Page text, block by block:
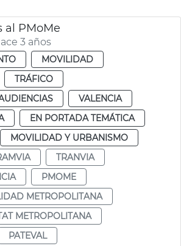
al PMoMe
3 años
MOVILIDAD
TRÁFICO
VALENCIA
EN PORTADA TEMÁTICA
MOVILIDAD Y URBANISMO
TRANVIA
PMOME
METROPOLITANA
METROPOLITANA
PATEVAL